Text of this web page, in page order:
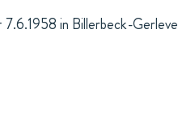
7.6.1958 in Billerbeck-Gerleve